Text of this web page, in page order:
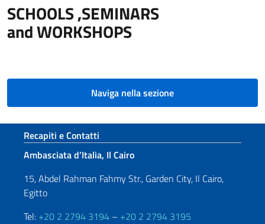
SCHOOLS ,SEMINARS
and WORKSHOPS
Naviga nella sezione
Sezione footer
Recapiti e Contatti
Ambasciata d’Italia, Il Cairo
15, Abdel Rahman Fahmy Str., Garden City, Il Cairo,
Egitto
Tel: +20 2 2794 3194 – +20 2 2794 3195